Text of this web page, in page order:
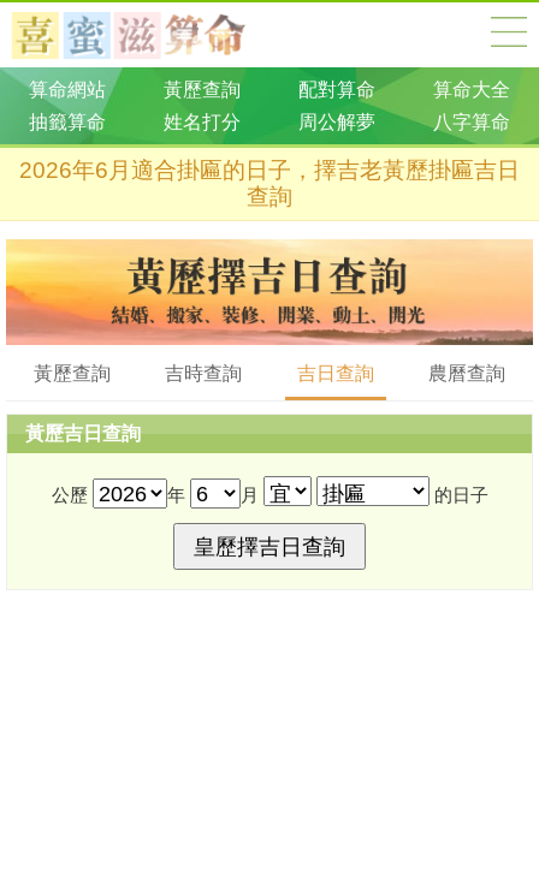
算命網站 黃歷查詢 配對算命
算命大全
抽籤算命
姓名打分 周公解夢 八字算命
2026年6月適合掛匾的日子，擇吉老黃歷掛匾吉日
查詢
黃歷查詢 吉時查詢 吉日查詢 農曆查詢
黃歷吉日查詢
公歷 年 月 的日子